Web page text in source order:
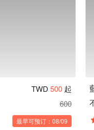
TWD 500 起
600
最早可预订：08/09